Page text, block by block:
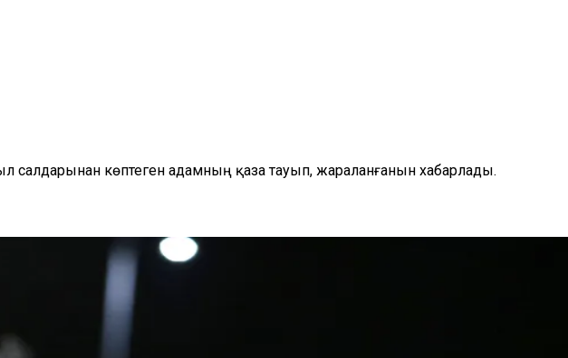
салдарынан көптеген адамның қаза тауып, жараланғанын хабарлады.